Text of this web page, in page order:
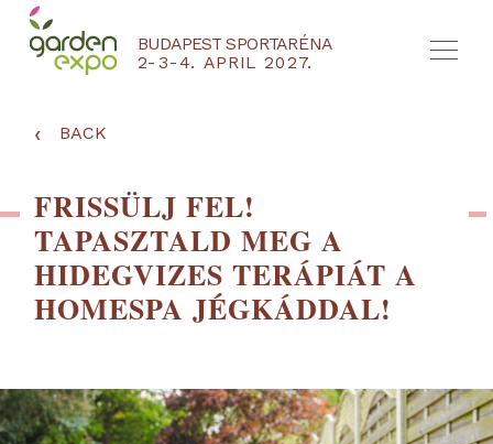
BUDAPEST SPORTARÉNA
2-3-4. APRIL 2027.
‹ BACK
FRISSÜLJ FEL!
TAPASZTALD MEG A
HIDEGVIZES TERÁPIÁT A
HOMESPA JÉGKÁDDAL!